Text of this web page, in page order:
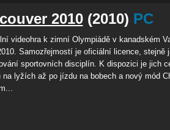
2010(2010) PC
videohra k zimní Olympiádě v kanadském
Samozřejmostí je oficiální licence, stejně
sportovních disciplín. K dispozici je jich
na lyžích až po jízdu na bobech a nový mód